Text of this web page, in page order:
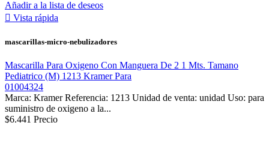
Añadir a la lista de deseos
 Vista rápida
mascarillas-micro-nebulizadores
Mascarilla Para Oxigeno Con Manguera De 2 1 Mts. Tamano
Pediatrico (M) 1213 Kramer Para
01004324
Marca: Kramer Referencia: 1213 Unidad de venta: unidad Uso: para
suministro de oxigeno a la...
$6.441 Precio